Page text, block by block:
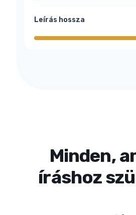
Leírás hossza
Minden,
íráshoz